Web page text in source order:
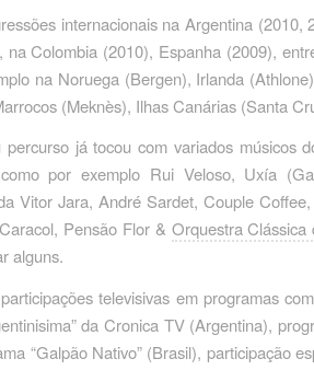
internacionais na Argentina (2010,
na Colombia (2010), Espanha (2009),
na Noruega (Bergen), Irlanda
(Meknès), Ilhas Canárias (Santa
já tocou com variados músicos
por exemplo Rui Veloso, Uxía
Vitor Jara, André Sardet, Couple
Pensão Flor & Orquestra Clássica
alguns.
televisivas em programas
da Cronica TV (Argentina),
“Galpão Nativo” (Brasil), participação